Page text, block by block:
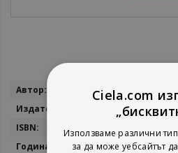
Повече
Витали Таджер
Труд и право
954-608-023-3
1997
Ciela.com
Използваме различни
за да може уебсайтът